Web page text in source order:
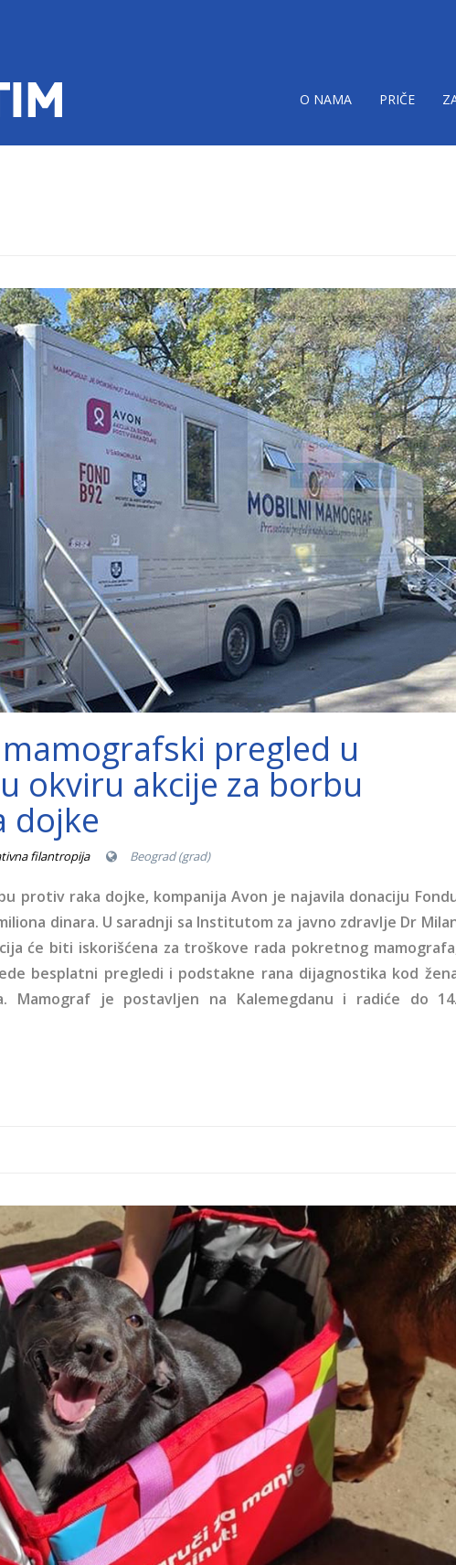
O NAMA PRIČE
2.jpg
pregled u
okviru akcije za borbu
dojke
filantropija Beograd (grad)
protiv raka dojke, kompanija Avon je najavila donaciju
dinara. U saradnji sa Institutom za javno zdravlje Dr
će biti iskorišćena za troškove rada pokretnog
besplatni pregledi i podstakne rana dijagnostika kod
Mamograf je postavljen na Kalemegdanu i radiće do 14.
1.jpg